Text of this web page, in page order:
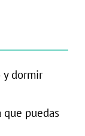
dormir
que puedas